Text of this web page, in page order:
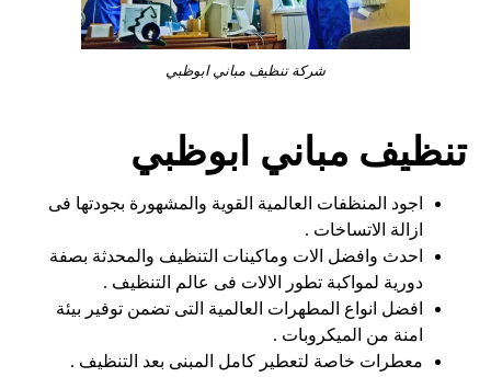
شركة تنظيف مباني ابوظبي
تنظيف مباني ابوظبي
اجود المنظفات العالمية القوية والمشهورة بجودتها فى
ازالة الاتساخات .
احدث وافضل الات وماكينات التنظيف والمحدثة بصفة
دورية لمواكبة تطور الالات فى عالم التنظيف .
افضل انواع المطهرات العالمية التى تضمن توفير بيئة
امنة من الميكروبات .
معطرات خاصة لتعطير كامل المبنى بعد التنظيف .